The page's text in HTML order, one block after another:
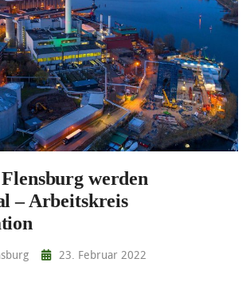
werden
– Arbeitskreis
23. Februar 2022